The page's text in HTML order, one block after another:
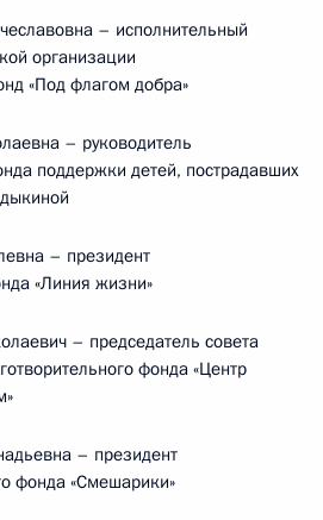
– исполнительный
организации
«Под флагом добра»
– руководитель
поддержки детей, пострадавших
– президент
«Линия жизни»
– председатель совета
фонда «Центр
– президент
фонда «Смешарики»